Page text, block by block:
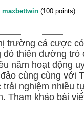
maxbettwin (100 points)
trường cá cược
đó thiên đường
năm hoạt động
cùng cùng với
nghiệm nhiều
Tham khảo bài